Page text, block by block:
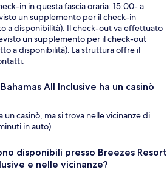
in in questa fascia oraria: 15:00- a
un supplemento per il check-in
a disponibilità). Il check-out va effettuato
un supplemento per il check-out
a disponibilità). La struttura offre il
All Inclusive ha un casinò
un casinò, ma si trova nelle vicinanze di
in auto).
disponibili presso Breezes Resort
e nelle vicinanze?